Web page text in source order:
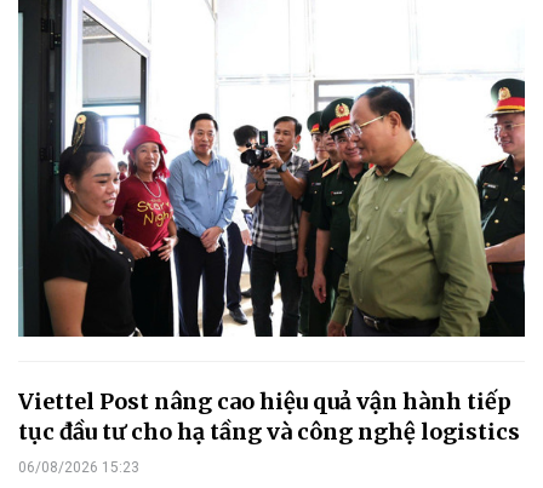
Viettel Post nâng cao hiệu quả vận hành tiếp
tục đầu tư cho hạ tầng và công nghệ logistics
06/08/2026 15:23